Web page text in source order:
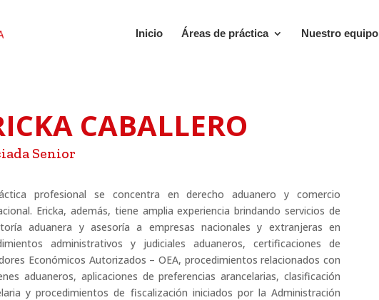
Inicio Áreas de práctica Nuestro equipo
CABALLERO
Senior
profesional se concentra en derecho aduanero y comercio
Ericka, además, tiene amplia experiencia brindando servicios de
aduanera y asesoría a empresas nacionales y extranjeras en
administrativos y judiciales aduaneros, certificaciones de
Económicos Autorizados – OEA, procedimientos relacionados con
aduaneros, aplicaciones de preferencias arancelarias, clasificación
y procedimientos de fiscalización iniciados por la Administración